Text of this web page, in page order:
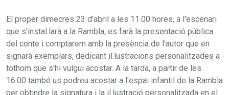
El proper dimecres 23 d'abril a les 11.00 hores, a l'escenari
que s'instal.larà a la Rambla, es farà la presentació pública
del conte i comptarem amb la presència de l'autor que en
signarà exemplars, dedicant il.lustracions personalitzades a
tothom que s'hi vulgui acostar. A la tarda, a partir de les
16.00 també us podreu acostar a l'espai infantil de la Rambla
per obtindre la signatura i la il.lustració personalitzada en el